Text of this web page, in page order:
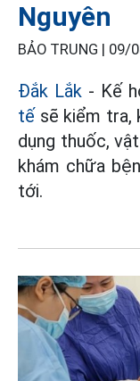
Nguyên
BẢO TRUNG | 09/
Đắk Lắk- Kế
tế sẽ kiểm tra,
dụng thuốc,
khám chữa
tới.